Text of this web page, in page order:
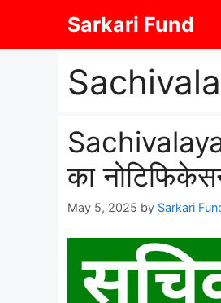
content
Sarkari Fund
का
May 5, 2025 by Sarkari